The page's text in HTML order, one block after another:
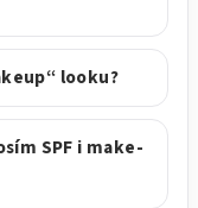
looku?
SPF i make-